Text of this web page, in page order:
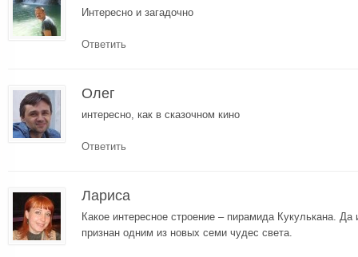
Интересно и загадочно
Ответить
Олег
интересно, как в сказочном кино
Ответить
Лариса
Какое интересное строение – пирамида Кукулькана.
признан одним из новых семи чудес света.